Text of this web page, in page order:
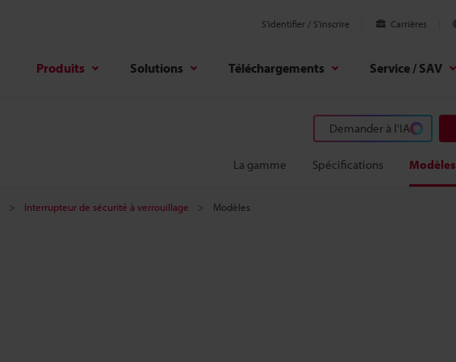
S'identifier / S’inscrire Carrières
Produits Solutions Téléchargements Service / SAV
Demander à l'IA
La gamme Spécifications Modèles
Interrupteur de sécurité à verrouillage Modèles